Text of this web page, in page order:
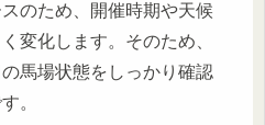
のため、開催時期や天候
変化します。そのため、
馬場状態をしっかり確認
。